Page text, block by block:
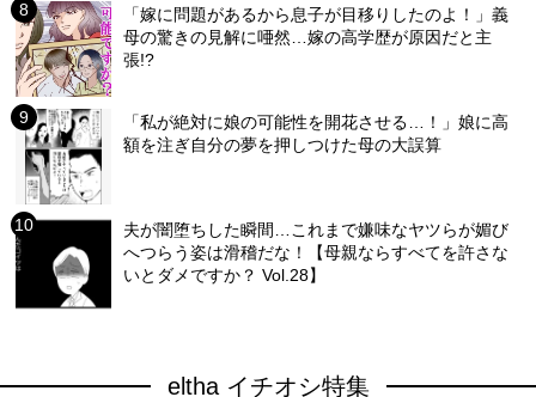
「嫁に問題があるから息子が目移りしたのよ！」義
母の驚きの見解に唖然…嫁の高学歴が原因だと主
張!?
「私が絶対に娘の可能性を開花させる…！」娘に高
額を注ぎ自分の夢を押しつけた母の大誤算
夫が闇堕ちした瞬間…これまで嫌味なヤツらが媚び
へつらう姿は滑稽だな！【母親ならすべてを許さな
いとダメですか？ Vol.28】
eltha イチオシ特集